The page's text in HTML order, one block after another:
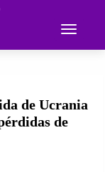
Toggle
de Ucrania
de